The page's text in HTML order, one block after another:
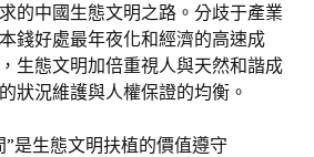
的中國生態文明之路。分歧于產業
錢好處最年夜化和經濟的高速成
生態文明加倍重視人與天然和諧成
狀況維護與人權保證的均衡。
”是生態文明扶植的價值遵守